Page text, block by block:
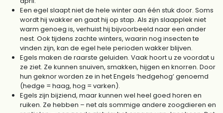
Een egel slaapt niet de hele winter aan één stuk door. Soms
wordt hij wakker en gaat hij op stap. Als zijn slaapplek niet
warm genoeg is, verhuist hij bijvoorbeeld naar een ander
nest. Ook tijdens zachte winters, waarin nog insecten te
vinden zijn, kan de egel hele perioden wakker blijven.
Egels maken de raarste geluiden. Vaak hoort u ze voordat u
ze ziet. Ze kunnen snuiven, smakken, hijgen en knorren. Door
hun geknor worden ze in het Engels ‘hedgehog’ genoemd
(hedge = haag, hog = varken).
Egels zijn bijziend, maar kunnen wel heel goed horen en
ruiken. Ze hebben – net als sommige andere zoogdieren en